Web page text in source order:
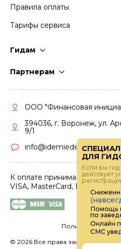
Правила оплаты
Тарифы сервиса
Гидам
Партнерам
Кабинет партнера
Правила участия
ООО "Финансовая
394036, г. Воронеж, ул.
9/1
info@idemiedem.ru
К оплате принимаются карты
VISA, MasterCard, МИР
Политика
© 2026 Все права защищены.
ДЛЯ
Если вы
действует
Помощь
по
Онлайн
СМС